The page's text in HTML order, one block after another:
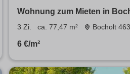
Wohnung zum Mieten in
77.47 m²
3 Zi. ca. 77,47 m² Bocholt
6 €/m²